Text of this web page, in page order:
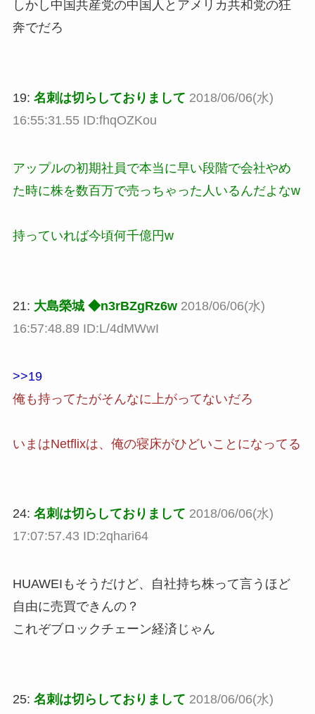
しかし中国共産党の中国人とアメリカ共和党の狂
奔でだろ
19: 名刺は切らしておりまして 2018/06/06(水)
16:55:31.55 ID:fhqOZKou
アップルの初期社員で本当に早い段階で会社やめ
た時に株を数百万で売っちゃった人いるんだよなw
持っていれば今頃何千億円w
21: 大島榮城 ◆n3rBZgRz6w 2018/06/06(水)
16:57:48.89 ID:L/4dMWwI
>>19
俺も持ってたがそんなに上がってないだろ
いまはNetflixは、俺の寝床がひどいことになってる
24: 名刺は切らしておりまして 2018/06/06(水)
17:07:57.43 ID:2qhari64
HUAWEIもそうだけど、自社持ち株って言うほど
自由に売買できんの？
これぞブロックチェーン経済じゃん
25: 名刺は切らしておりまして 2018/06/06(水)